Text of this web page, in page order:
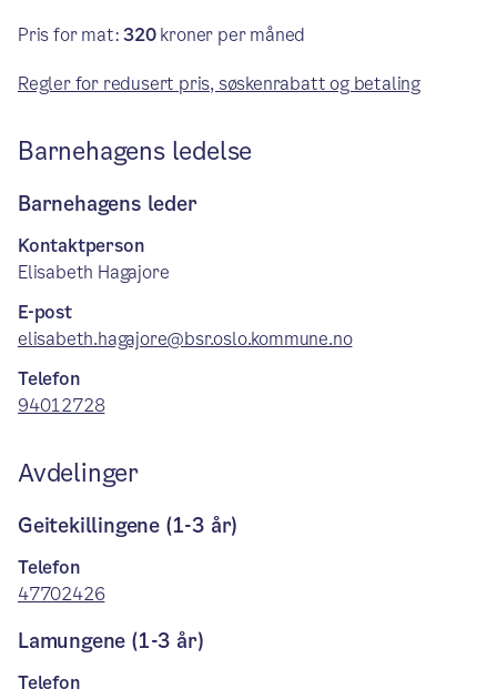
Pris for mat:320kroner per måned
Regler for redusert pris, søskenrabatt og betaling
Barnehagens ledelse
Barnehagens leder
Kontaktperson
Elisabeth Hagajore
E-post
elisabeth.hagajore@bsr.oslo.kommune.no
Telefon
94012728
Avdelinger
Geitekillingene (1-3 år)
Telefon
47702426
Lamungene (1-3 år)
Telefon